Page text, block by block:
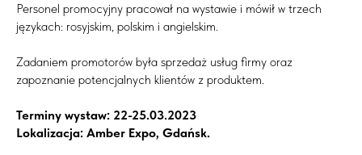
Personel promocyjny pracował na wystawie i mówił w trzech
językach: rosyjskim, polskim i angielskim.
Zadaniem promotorów była sprzedaż usług firmy oraz
zapoznanie potencjalnych klientów z produktem.
Terminy wystaw: 22-25.03.2023
Lokalizacja: Amber Expo, Gdańsk.